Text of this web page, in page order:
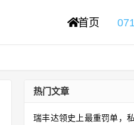
首页
热门文章
瑞丰达领史上最重罚单，